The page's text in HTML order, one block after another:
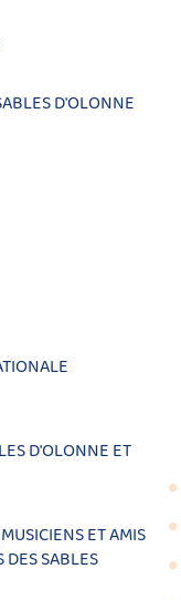
D'OLONNE
D'OLONNE ET
ET AMIS
DES SABLES